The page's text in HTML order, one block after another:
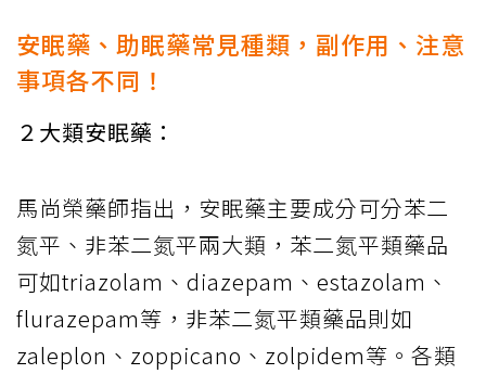
安眠藥、助眠藥常見種類，副作用、注意
事項各不同！
２大類安眠藥：
馬尚榮藥師指出，安眠藥主要成分可分苯二
氮平、非苯二氮平兩大類，苯二氮平類藥品
可如triazolam、diazepam、estazolam、
flurazepam等，非苯二氮平類藥品則如
zaleplon、zoppicano、zolpidem等。各類